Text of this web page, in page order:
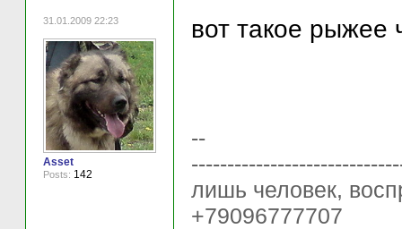
31.01.2009 22:23
Asset
Posts: 142
вот такое
--
лишь человек,
+79096777707